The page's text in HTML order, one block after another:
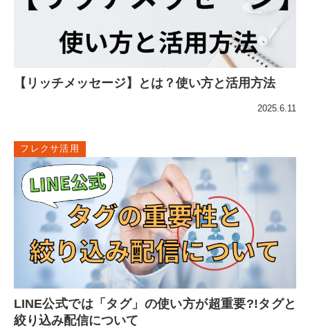
【リッチメッセージ】とは？使い方と活用方法
2025.6.11
フレクサ活用
LINE公式では「タグ」の使い方が超重要?!タグと
絞り込み配信について